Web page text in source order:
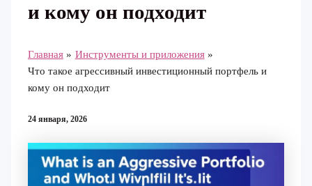
и кому он подходит
Главная
Инструменты и приложения
Что такое агрессивный инвестиционный портфель и
кому он подходит
24 января, 2026